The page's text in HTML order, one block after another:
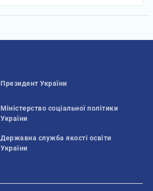
Президент України
Міністерство соціальної політики
України
Державна служба якості освіти
України